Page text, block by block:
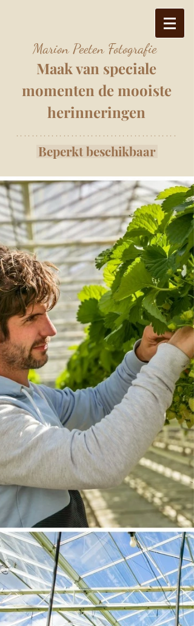
Marion Peeten Fotografie
Maak van speciale
momenten de mooiste
herinneringen
*****************************************
Beperkt beschikbaar